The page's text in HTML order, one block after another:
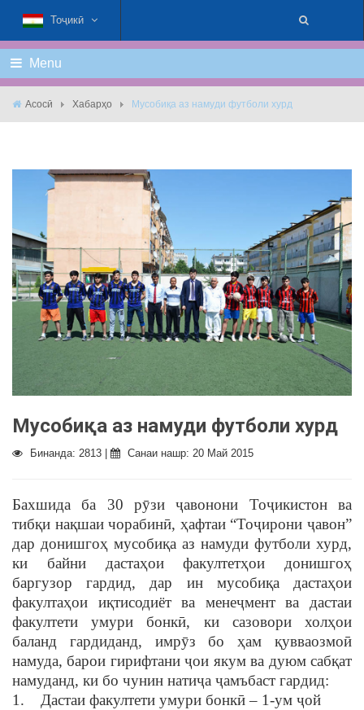
Тоҷикӣ
Menu
Асосӣ Хабарҳо Мусобиқа аз намуди футболи хурд
Мусобиқа аз намуди футболи хурд
Бинанда: 2813 | Санаи нашр: 20 Май 2015
Бахшида ба 30 рӯзи ҷавонони Тоҷикистон ва
тибқи нақшаи чорабинӣ, ҳафтаи “Тоҷирони ҷавон”
дар донишгоҳ мусобиқа аз намуди футболи хурд,
ки байни дастаҳои факултетҳои донишгоҳ
баргузор гардид, дар ин мусобиқа дастаҳои
факултаҳои иқтисодиёт ва менеҷмент ва дастаи
факултети умури бонкӣ, ки сазовори холҳои
баланд гардиданд, имрӯз бо ҳам қувваозмоӣ
намуда, барои гирифтани ҷои якум ва дуюм сабқат
намуданд, ки бо чунин натиҷа ҷамъбаст гардид:
1. Дастаи факултети умури бонкӣ – 1-ум ҷой